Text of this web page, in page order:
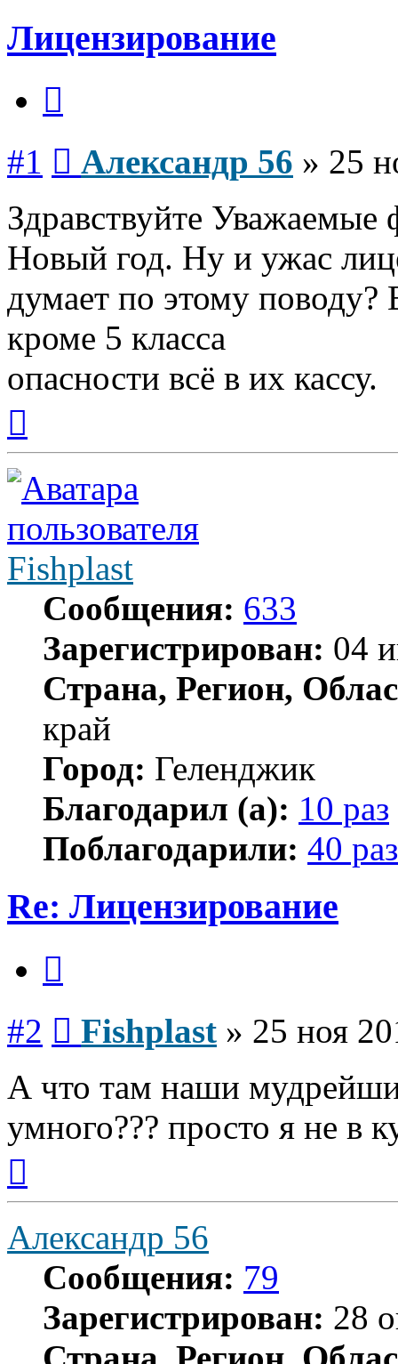
Лицензирование
#1 Александр 56 » 25
Здравствуйте
Новый год. Ну и ужас
думает по этому поводу?
кроме 5 класса
опасности всё в их кассу.
началу
Fishplast
Сообщения: 633
Зарегистрирован: 04
Страна, Регион,
край
Город: Геленджик
Благодарил (а): 10 раз
Поблагодарили: 40 раз
Re: Лицензирование
#2 Fishplast » 25 ноя
А что там наши
умного??? просто я не в
началу
Александр 56
Сообщения: 79
Зарегистрирован: 28